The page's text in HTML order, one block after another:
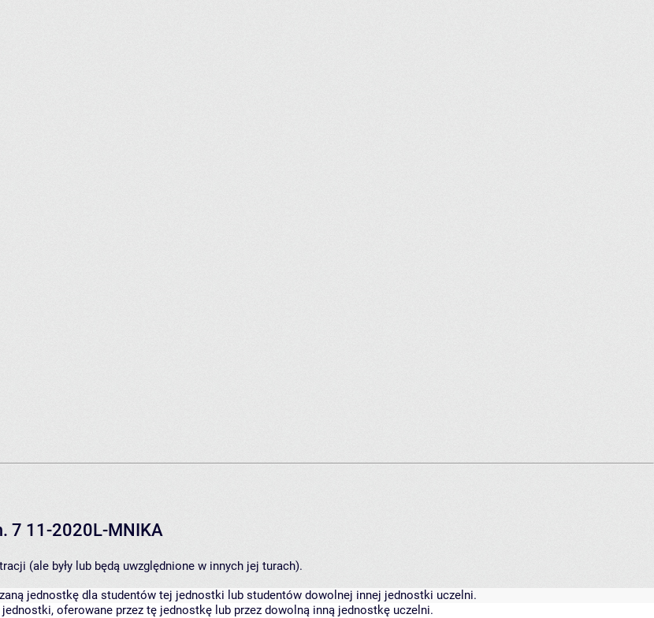
7 11-2020L-MNIKA
(ale były lub będą uwzględnione w innych jej turach).
jednostkę dla studentów tej jednostki lub studentów dowolnej innej jednostki uczelni.
oferowane przez tę jednostkę lub przez dowolną inną jednostkę uczelni.